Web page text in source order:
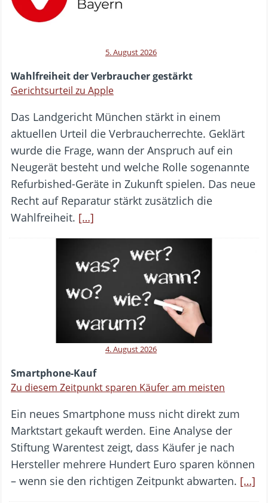
5. August 2026
Wahlfreiheit der Verbraucher gestärkt
Gerichtsurteil zu Apple
Das Landgericht München stärkt in einem
aktuellen Urteil die Verbraucherrechte. Geklärt
wurde die Frage, wann der Anspruch auf ein
Neugerät besteht und welche Rolle sogenannte
Refurbished-Geräte in Zukunft spielen. Das neue
Recht auf Reparatur stärkt zusätzlich die
Wahlfreiheit. […]
4. August 2026
Smartphone-Kauf
Zu diesem Zeitpunkt sparen Käufer am meisten
Ein neues Smartphone muss nicht direkt zum
Marktstart gekauft werden. Eine Analyse der
Stiftung Warentest zeigt, dass Käufer je nach
Hersteller mehrere Hundert Euro sparen können
– wenn sie den richtigen Zeitpunkt abwarten. […]